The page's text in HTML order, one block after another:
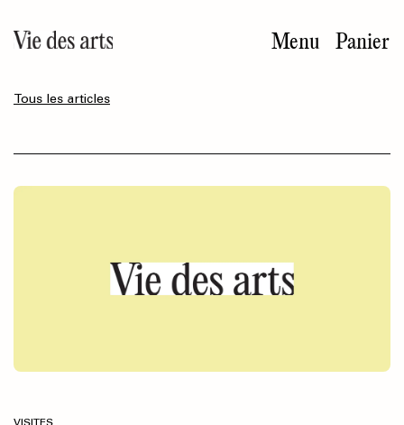
au
contenu
Menu Panier
Tous les articles
VISITES